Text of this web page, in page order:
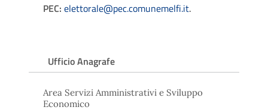
PEC: elettorale@pec.comunemelfi.it.
Ufficio Anagrafe
Area Servizi Amministrativi e Sviluppo
Economico